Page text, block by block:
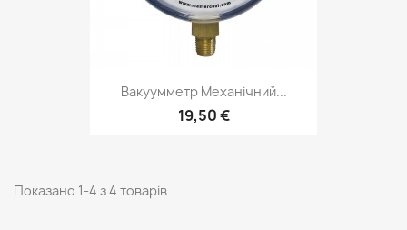
Вакуумметр Механічний...
19,50 €
Показано 1-4 з 4 товарів